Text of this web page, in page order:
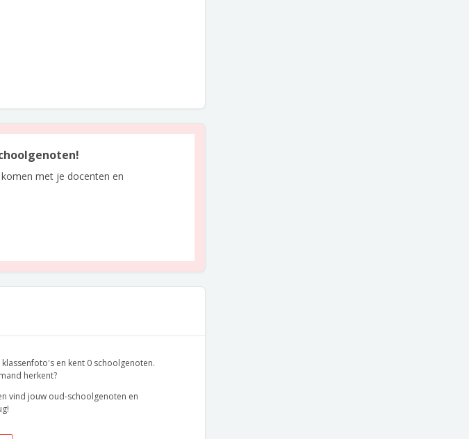
met je docenten en
klassenfoto's en kent 0 schoolgenoten.
herkent?
vind jouw oud-schoolgenoten en